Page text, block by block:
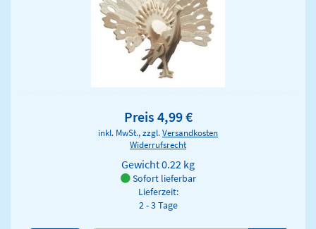
Preis 4,99 €
inkl. MwSt., zzgl.Versandkosten
Widerrufsrecht
Gewicht0.22 kg
Sofort lieferbar
Lieferzeit:
2 - 3 Tage